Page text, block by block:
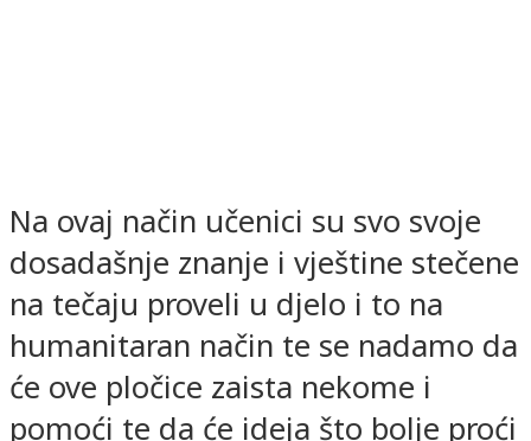
Na ovaj način učenici su svo svoje
dosadašnje znanje i vještine stečene
na tečaju proveli u djelo i to na
humanitaran način te se nadamo da
će ove pločice zaista nekome i
pomoći te da će ideja što bolje proći